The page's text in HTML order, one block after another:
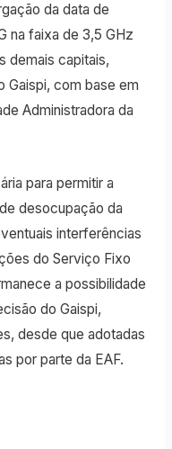
da data de
na faixa de 3,5 GHz
demais capitais,
Gaispi, com base em
Administradora da
para permitir a
desocupação da
interferências
do Serviço Fixo
a possibilidade
do Gaispi,
desde que adotadas
por parte da EAF.